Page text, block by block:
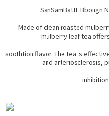
SanSamBattE Bbongn
Made of clean roasted
mulberry leaf tea
soothtion flavor. The tea is
and arteriosclerosis,